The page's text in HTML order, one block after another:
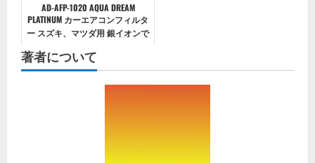
AD-AFP-1020 AQUA DREAM
PLATINUM カーエアコンフィルタ
ー スズキ、マツダ用 銀イオンで
著者について